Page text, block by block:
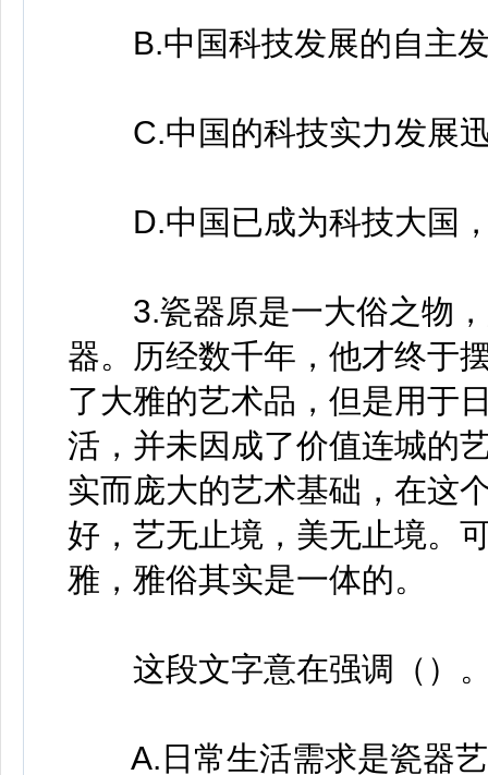
B.中国科技发展的自主发
C.中国的科技实力发展迅
D.中国已成为科技大国，
3.瓷器原是一大俗之物，
器。历经数千年，他才终于
了大雅的艺术品，但是用于
活，并未因成了价值连城的
实而庞大的艺术基础，在这
好，艺无止境，美无止境。
雅，雅俗其实是一体的。
这段文字意在强调（）
A.日常生活需求是瓷器艺